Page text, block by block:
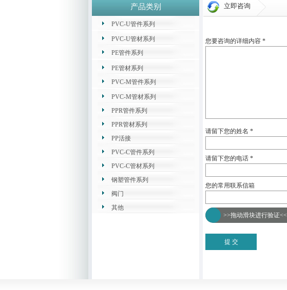
产品类别
PVC-U管件系列
PVC-U管材系列
PE管件系列
PE管材系列
PVC-M管件系列
PVC-M管材系列
PPR管件系列
PPR管材系列
PP活接
PVC-C管件系列
PVC-C管材系列
钢塑管件系列
阀门
其他
立即咨询
您要咨询的详细内容 *
请留下您的姓名 *
请留下您的电话 *
您的常用联系信箱
>>拖动滑块进行验证<<